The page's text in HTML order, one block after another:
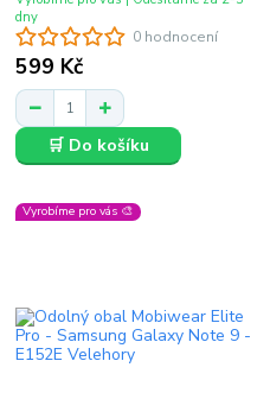
0 hodnocení
599 Kč
dny
🛒 Do košíku
Vyrobíme pro vás 🎨